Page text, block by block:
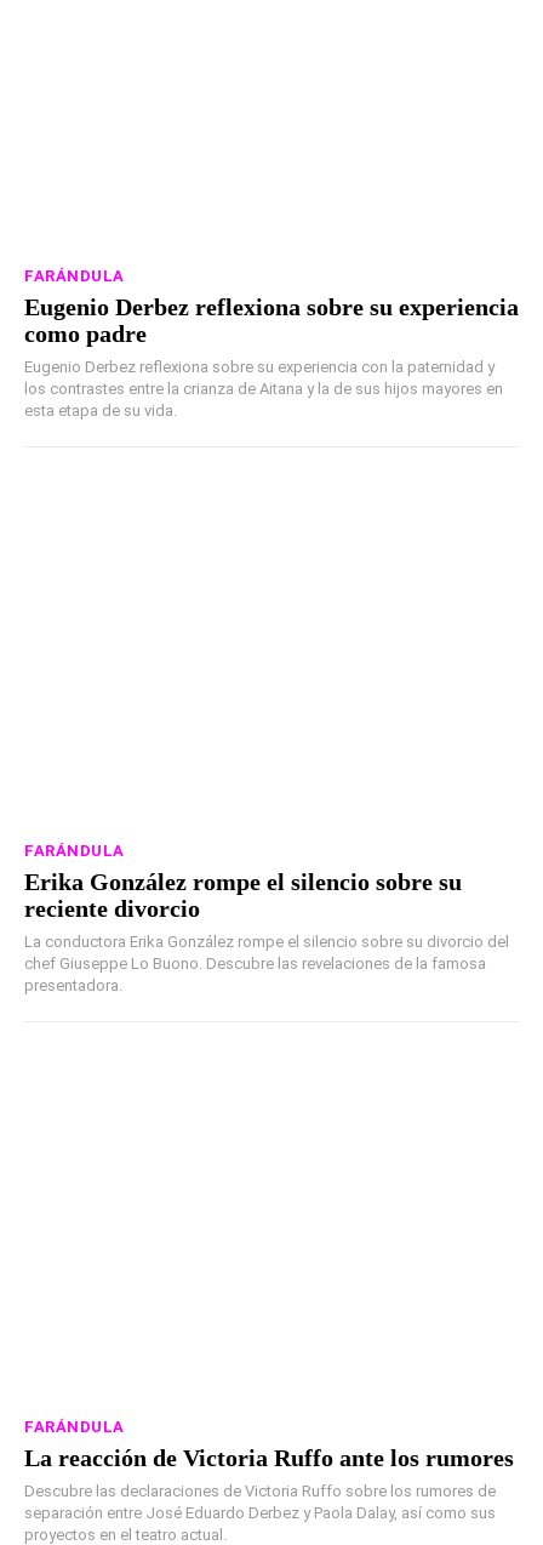
FARÁNDULA
Eugenio Derbez reflexiona sobre su experiencia
como padre
Eugenio Derbez reflexiona sobre su experiencia con la paternidad y
los contrastes entre la crianza de Aitana y la de sus hijos mayores en
esta etapa de su vida.
FARÁNDULA
Erika González rompe el silencio sobre su
reciente divorcio
La conductora Erika González rompe el silencio sobre su divorcio del
chef Giuseppe Lo Buono. Descubre las revelaciones de la famosa
presentadora.
FARÁNDULA
La reacción de Victoria Ruffo ante los rumores
Descubre las declaraciones de Victoria Ruffo sobre los rumores de
separación entre José Eduardo Derbez y Paola Dalay, así como sus
proyectos en el teatro actual.